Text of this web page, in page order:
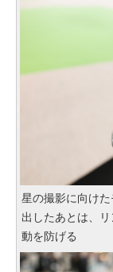
星の撮影に向け
出したあとは、
動を防げる